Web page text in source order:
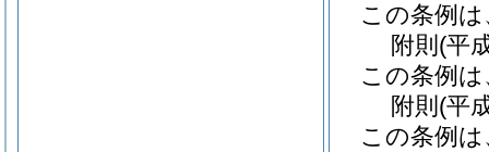
この条例
附則 (平
この条例
附則 (平
この条例